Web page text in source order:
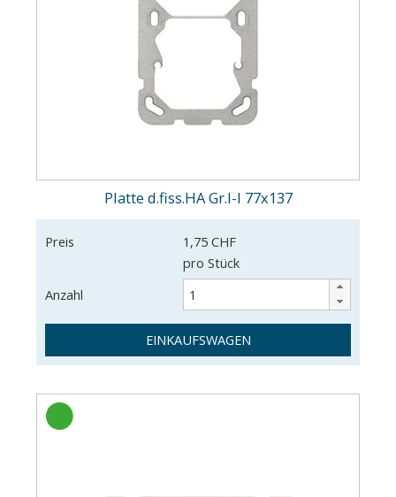
Platte d.fiss.HA Gr.I-I 77x137
Preis
1,75 CHF
pro Stück
Anzahl
EINKAUFSWAGEN